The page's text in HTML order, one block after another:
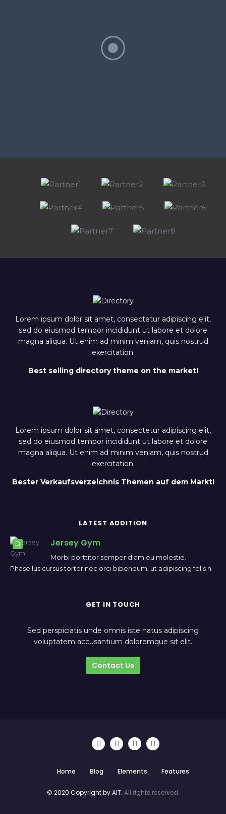
Lorem ipsum dolor sit amet, consectetur adipiscing elit,
sed do eiusmod tempor incididunt ut labore et dolore
magna aliqua. Ut enim ad minim veniam, quis nostrud
exercitation.
Best selling directory theme on the market!
Lorem ipsum dolor sit amet, consectetur adipiscing elit,
sed do eiusmod tempor incididunt ut labore et dolore
magna aliqua. Ut enim ad minim veniam, quis nostrud
exercitation.
Bester Verkaufsverzeichnis Themen auf dem Markt!
LATEST ADDITION
Jersey Gym
Morbi porttitor semper diam eu molestie.
Phasellus cursus tortor nec orci bibendum, ut adipiscing felis h
GET IN TOUCH
Sed perspiciatis unde omnis iste natus adipiscing
voluptatem accusantium doloremque sit elit.
Contact Us
Home Blog Elements Features
© 2020 Copyright by AIT. All rights reserved.